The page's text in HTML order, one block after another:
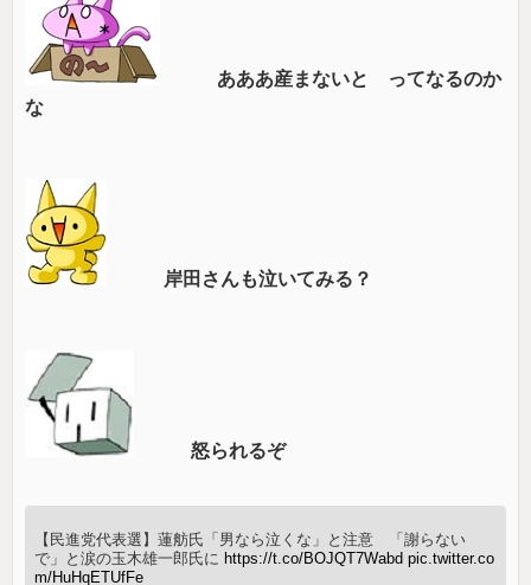
あああ産まないと ってなるのか
な
岸田さんも泣いてみる？
怒られるぞ
【民進党代表選】蓮舫氏「男なら泣くな」と注意 「謝らない
で」と涙の玉木雄一郎氏に https://t.co/BOJQT7Wabd pic.twitter.co
m/HuHqETUfFe